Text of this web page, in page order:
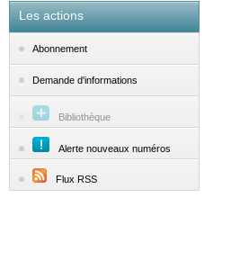
Les actions
Abonnement
Demande d'informations
Bibliothèque
Alerte nouveaux numéros
Flux RSS